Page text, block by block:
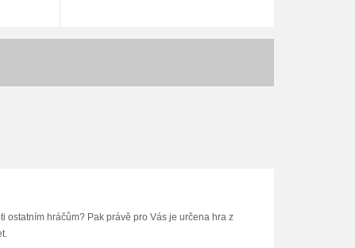
ostatním hráčům? Pak právě pro Vás je určena hra z